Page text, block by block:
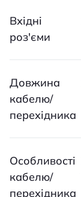
Вхідні
роз'єми
Довжина
кабелю/
перехідника
Особливості
кабелю/
перехідника